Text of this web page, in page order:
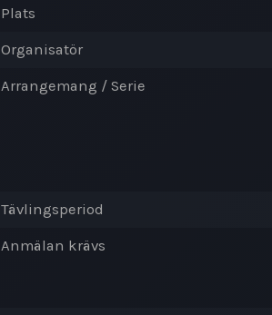
Plats
Organisatör
Arrangemang / Serie
Tävlingsperiod
Anmälan krävs